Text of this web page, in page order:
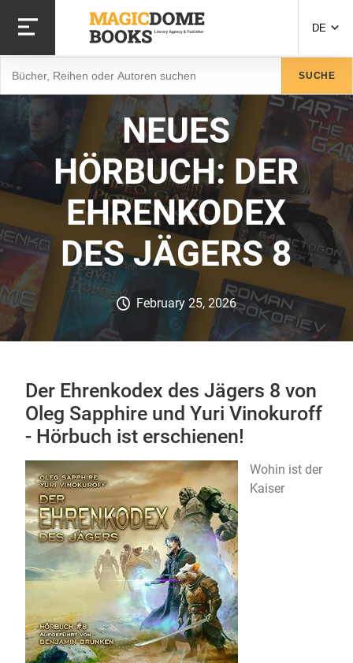
zum
Inhalt
DE
SUCHE
NEUES
HÖRBUCH: DER
EHRENKODEX
DES JÄGERS 8
February 25, 2026
Der Ehrenkodex des Jägers 8 von
Oleg Sapphire und Yuri Vinokuroff
- Hörbuch ist erschienen!
Wohin ist der
Kaiser